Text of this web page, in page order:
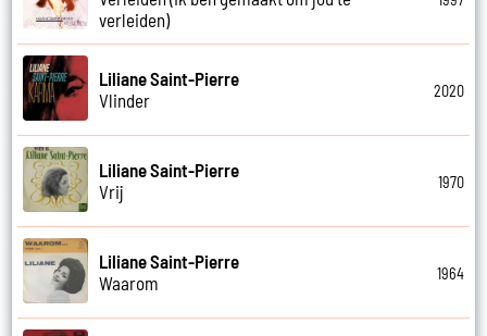
verleiden)
Liliane Saint-Pierre
Vlinder
2020
Liliane Saint-Pierre
Vrij
1970
Liliane Saint-Pierre
Waarom
1964